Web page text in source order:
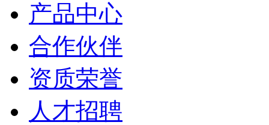
产品中心
合作伙伴
资质荣誉
人才招聘